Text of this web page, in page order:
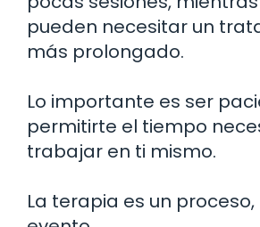
pueden necesitar un
más prolongado.
Lo importante es ser
permitirte el tiempo
trabajar en ti mismo.
La terapia es un proceso,